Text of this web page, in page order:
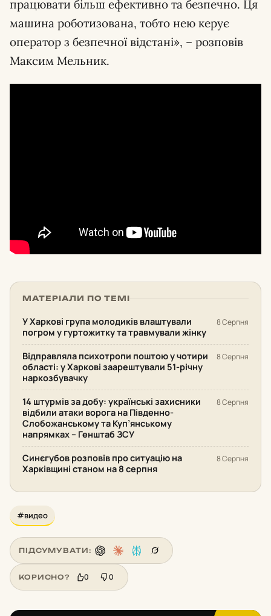
працювати більш ефективно та безпечно. Ця
машина роботизована, тобто нею керує
оператор з безпечної відстані», – розповів
Максим Мельник.
МАТЕРІАЛИ ПО ТЕМІ
У Харкові група молодиків влаштували
погром у гуртожитку та травмували жінку
8 Серпня
Відправляла психотропи поштою у чотири
області: у Харкові заарештували 51-річну
наркозбувачку
8 Серпня
14 штурмів за добу: українські захисники
відбили атаки ворога на Південно-
Слобожанському та Куп’янському
напрямках – Генштаб ЗСУ
8 Серпня
Синєгубов розповів про ситуацію на
Харківщині станом на 8 серпня
8 Серпня
#видео
ПІДСУМУВАТИ:
КОРИСНО? 0 0